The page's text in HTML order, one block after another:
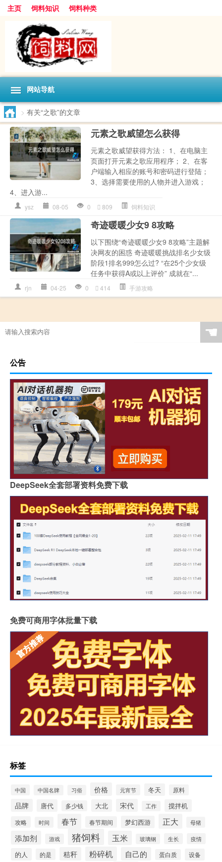
主页 饲料知识 饲料种类
网站导航
> 有关“之歌”的文章
元素之歌威望怎么获得
元素之歌威望获得方法： 1、在电脑主
页面打开元素之歌应用程序； 2、在客
户端输入相应的账号和密码进行登陆；
3、选择需要使用的人物并进入游戏；
4、进入游...
ysz 08-05 0 809 饲料知识
奇迹暖暖少女9 8攻略
以下围绕“奇迹暖暖少女9 8攻略”主题解
决网友的困惑 奇迹暖暖挑战排名少女级
阶段1排名999怎么过? “在25个少女级
任务中获得A或以上评价” 成就在“...
rjn 04-25 0 414 手游攻略
☚
公告
DeepSeek全套部署资料免费下载
免费可商用字体批量下载
标签
中国 中国名牌 习俗 价格 元宵节 冬天 原料
品牌 唐代 多少钱 大北 宋代 工作 搅拌机
攻略 时间 春节 春节期间 梦幻西游 正大 母猪
添加剂 游戏 猪饲料 玉米 玻璃钢 生长 疫情
的人 的是 秸秆 粉碎机 自己的 蛋白质 设备